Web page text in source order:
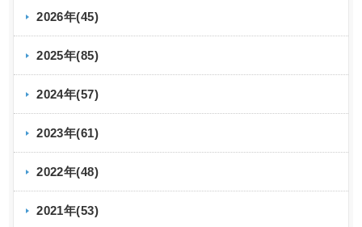
2026年(45)
2025年(85)
2024年(57)
2023年(61)
2022年(48)
2021年(53)